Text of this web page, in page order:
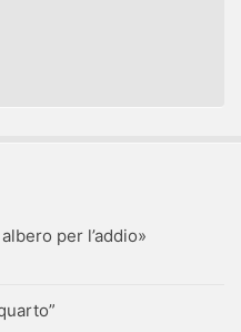
per l’addio»